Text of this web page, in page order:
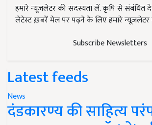
हमारे न्यूज़लेटर की सदस्यता लें. कृषि से संबंधित
लेटेस्ट ख़बरें मेल पर पढ़ने के लिए हमारे न्यूज़लेटर
Subscribe Newsletters
Latest feeds
News
दंडकारण्य की साहित्य